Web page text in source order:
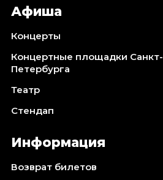
Афиша
Концерты
Концертные площадки Санкт-
Петербурга
Театр
Стендап
Информация
Возврат билетов